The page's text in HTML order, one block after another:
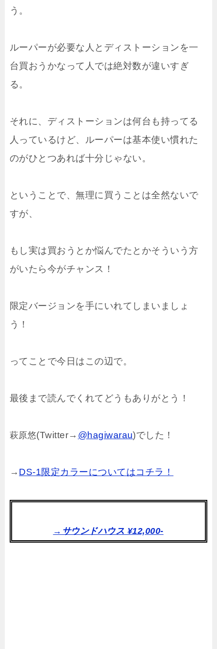
う。
ルーパーが必要な人とディストーションを一
台買おうかなって人では絶対数が違いすぎ
る。
それに、ディストーションは何台も持ってる
人っているけど、ルーパーは基本使い慣れた
のがひとつあれば十分じゃない。
ということで、無理に買うことは全然ないで
すが、
もし実は買おうとか悩んでたとかそういう方
がいたら今がチャンス！
限定バージョンを手にいれてしまいましょ
う！
ってことで今日はこの辺で。
最後まで読んでくれてどうもありがとう！
萩原悠(Twitter→ @hagiwarau)でした！
→ DS-1限定カラーについてはコチラ！
→サウンドハウス ¥12,000-